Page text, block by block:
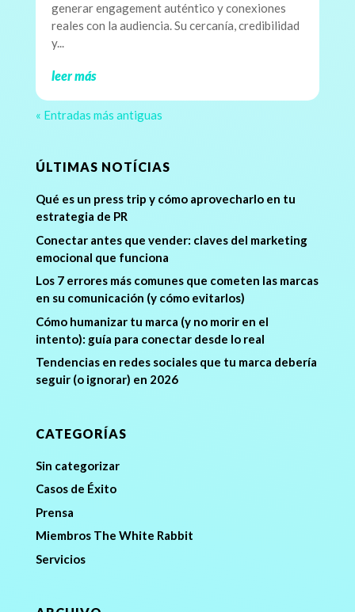
generar engagement auténtico y conexiones
reales con la audiencia. Su cercanía, credibilidad
y...
leer más
« Entradas más antiguas
ÚLTIMAS NOTÍCIAS
Qué es un press trip y cómo aprovecharlo en tu
estrategia de PR
Conectar antes que vender: claves del marketing
emocional que funciona
Los 7 errores más comunes que cometen las marcas
en su comunicación (y cómo evitarlos)
Cómo humanizar tu marca (y no morir en el
intento): guía para conectar desde lo real
Tendencias en redes sociales que tu marca debería
seguir (o ignorar) en 2026
CATEGORÍAS
Sin categorizar
Casos de Éxito
Prensa
Miembros The White Rabbit
Servicios